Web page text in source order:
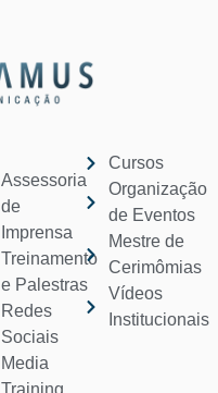
Assessoria
de
Imprensa
Treinamento
e Palestras
Redes
Sociais
Media
Training
Cursos
Organização
de Eventos
Mestre de
Cerimômias
Vídeos
Institucionais